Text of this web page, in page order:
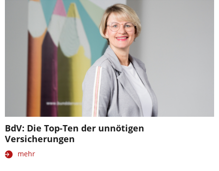
BdV: Die Top-Ten der unnötigen
Versicherungen
mehr